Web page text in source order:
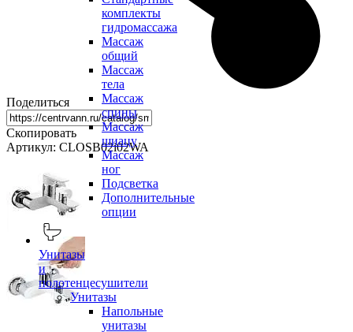
комплекты
гидромассажа
Массаж
общий
Массаж
тела
Массаж
спины
Массаж
шиацу
Массаж
ног
Подсветка
Дополнительные
опции
Унитазы
и
полотенцесушители
Унитазы
Напольные
унитазы
Поделиться
Скопировать
Артикул: CLOSB02i02WA